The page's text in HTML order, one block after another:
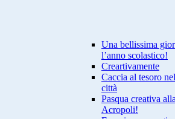
Una bellissima
l’anno scolastico!
Creartivamente
Caccia al tesoro
città
Pasqua creativa
Acropoli!